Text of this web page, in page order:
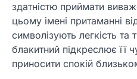
здатністю приймати
цьому імені притаманні
символізують легкість та
блакитний підкреслює її
приносити спокій